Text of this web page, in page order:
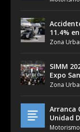
11.4%
Zona
SIMM
Expo
Zona
Arranca
Unidad
Motorismo